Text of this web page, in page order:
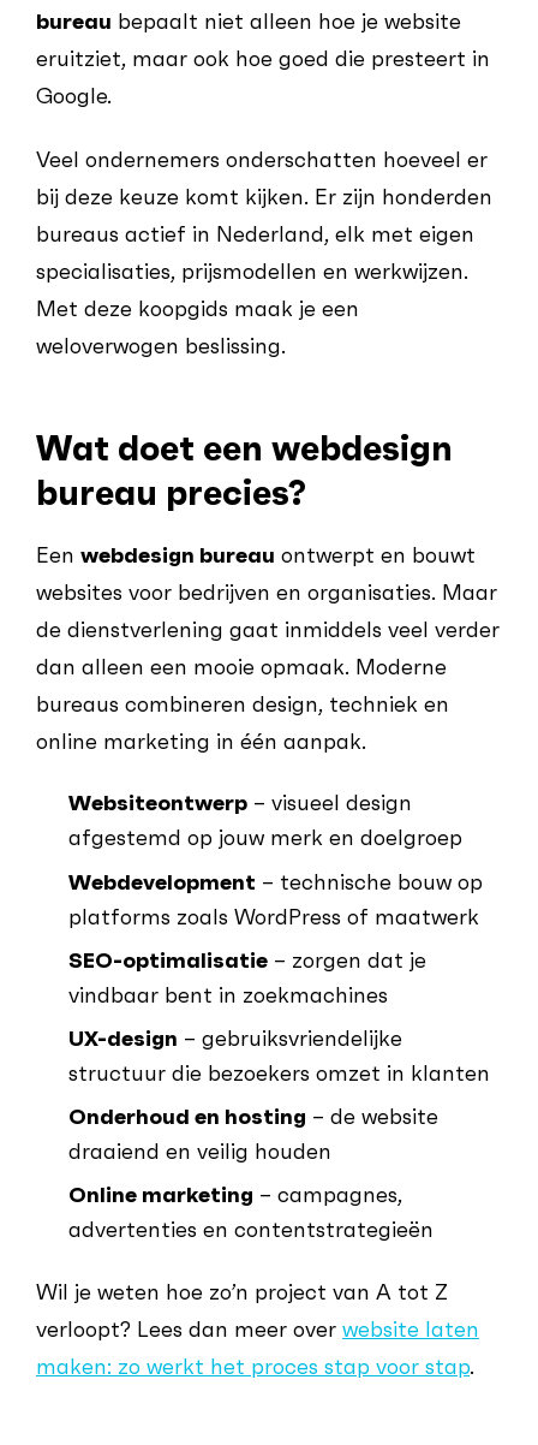
bureau bepaalt niet alleen hoe je website
eruitziet, maar ook hoe goed die presteert in
Google.
Veel ondernemers onderschatten hoeveel er
bij deze keuze komt kijken. Er zijn honderden
bureaus actief in Nederland, elk met eigen
specialisaties, prijsmodellen en werkwijzen.
Met deze koopgids maak je een
weloverwogen beslissing.
Wat doet een webdesign
bureau precies?
Een webdesign bureau ontwerpt en bouwt
websites voor bedrijven en organisaties. Maar
de dienstverlening gaat inmiddels veel verder
dan alleen een mooie opmaak. Moderne
bureaus combineren design, techniek en
online marketing in één aanpak.
Websiteontwerp – visueel design
afgestemd op jouw merk en doelgroep
Webdevelopment – technische bouw op
platforms zoals WordPress of maatwerk
SEO-optimalisatie – zorgen dat je
vindbaar bent in zoekmachines
UX-design – gebruiksvriendelijke
structuur die bezoekers omzet in klanten
Onderhoud en hosting – de website
draaiend en veilig houden
Online marketing – campagnes,
advertenties en contentstrategieën
Wil je weten hoe zo’n project van A tot Z
verloopt? Lees dan meer over website laten
maken: zo werkt het proces stap voor stap.